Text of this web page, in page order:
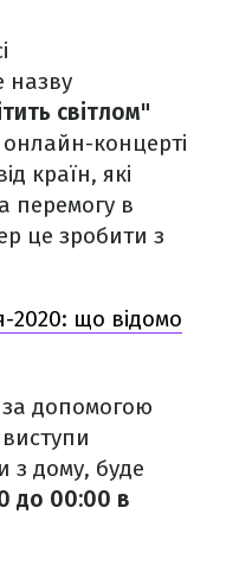
назву
світлом"
концерті
країн, які
перемогу в
це зробити з
2020: що відомо
допомогою
з дому, буде
до 00:00 в